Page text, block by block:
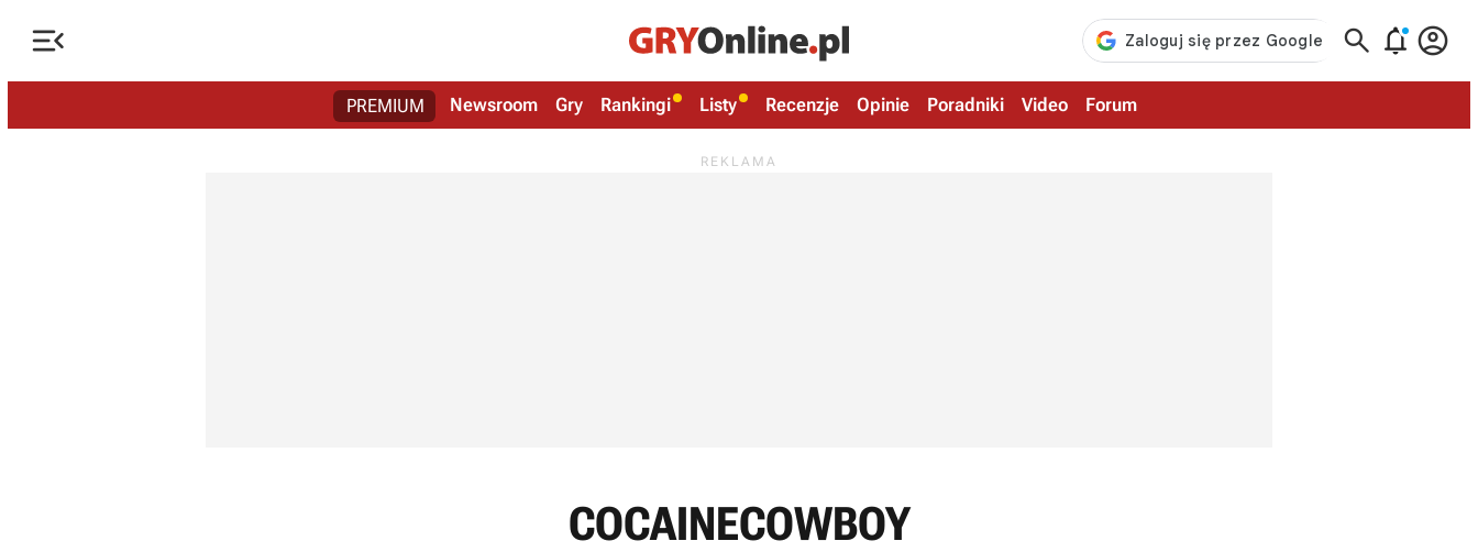
   
PREMIUM Newsroom Gry Rankingi Listy Recenzje Opinie Poradniki Video Forum
COCAINECOWBOY